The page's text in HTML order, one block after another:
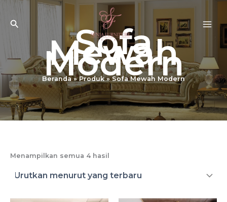
konten
Cari Sofa
Mewah
Modern
Beranda Produk Sofa Mewah Modern
Menampilkan semua 4 hasil
terbaru